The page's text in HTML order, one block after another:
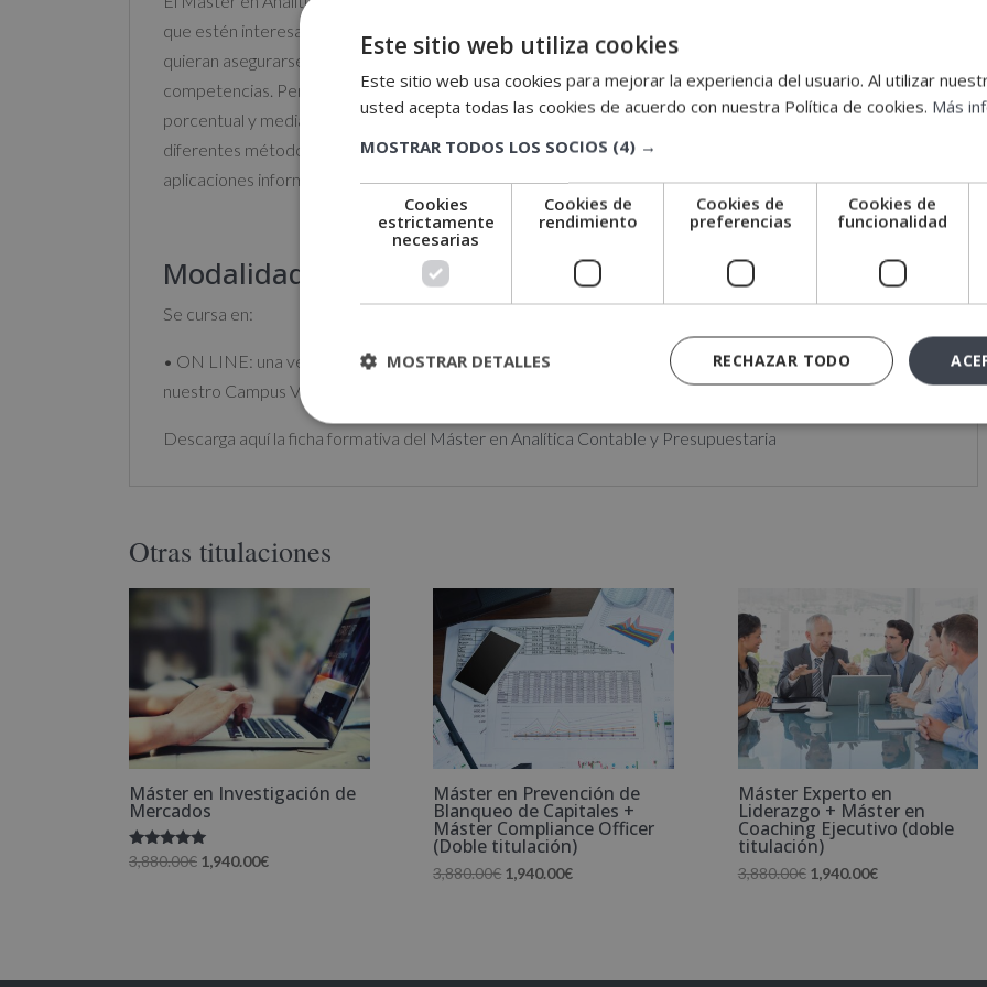
v
e
:
que estén interesadas en adquirir conocimientos sobre Analítica Contable y Presupuestaria y que
quieran asegurarse un recorrido ascendente en esta área, con una especial elevación y consolidación de
competencias. Permite conocer el análisis contable y presupuestario, los estados contables, el análisis
porcentual y mediante ratios de los estados contables, la contabilidad previsional, el análisis de los
diferentes métodos de presupuestación, el análisis de desviaciones, la planificación financiera y las
aplicaciones informáticas de análisis contable y contabilidad presupuestaria.
Modalidad
Se cursa en:
• ON LINE: una vez recibida tu matrícula, enviaremos a tu correo electrónico las claves de acceso a
nuestro Campus Virtual donde encontrarás todo el material de estudio.
Descarga aquí la ficha formativa del Máster en Analítica Contable y Presupuestaria
Otras titulaciones
Máster en Investigación de
Mercados
Valorado
con
3,880.00€ El
1,940.00€El
Máster en Prevención de
Blanqueo de Capitales +
Máster Compliance Officer
(Doble titulación)
3,880.00€ El
1,940.00€El
Máster Experto en
Liderazgo + Máster en
Coaching Ejecutivo (doble
titulación)
3,880.00€ El
1,940.00€El
Este sitio web utiliza cookies
Este sitio web usa cookies para mejorar la experiencia del usuario. Al utilizar
usted acepta todas las cookies de acuerdo con nuestra Política de cookies. Más
MOSTRAR TODOS LOS SOCIOS (4) →
Cookies
estrictamente
necesarias
Cookies de
rendimiento
Cookies de
preferencias
Cookies de
funcionalidad
RECHAZAR TODO
MOSTRAR DETALLES